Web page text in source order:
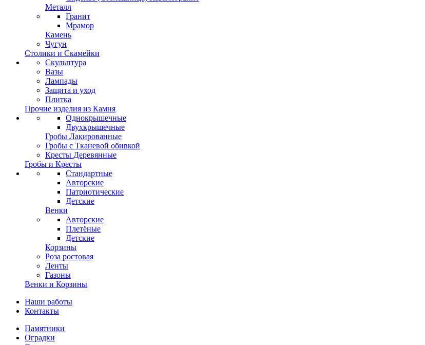
Металл
Гранит
Мрамор
Камень
Чугун
Столики и Скамейки
Скульптура
Вазы
Лампады
Защита и уход
Плитка
Прочие изделия из Камня
Однокрышечные
Двухкрышечные
Гробы Лакированные
Гробы с Тканевой обивкой
Кресты Деревянные
Гробы и Кресты
Стандартные
Авторские
Патриотические
Детские
Венки
Авторские
Плетёные
Детские
Корзины
Роза ростовая
Ленты
Газоны
Венки и Корзины
Наши работы
Контакты
Памятники
Оградки